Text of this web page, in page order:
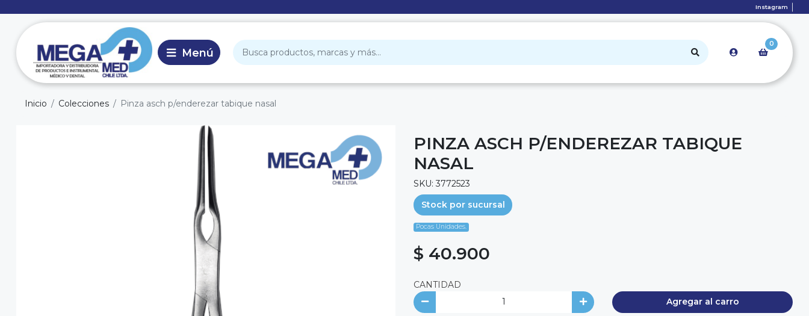
Instagram
0
Inicio Colecciones Pinza asch p/enderezar tabique nasal
PINZA ASCH P/ENDEREZAR TABIQUE
NASAL
SKU: 3772523
Stock por sucursal
Pocas Unidades.
$ 40.900
CANTIDAD
Agregar al carro